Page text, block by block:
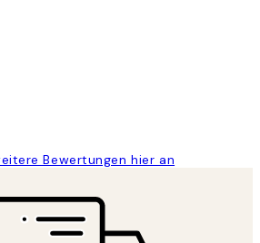
Bewertungen hier an